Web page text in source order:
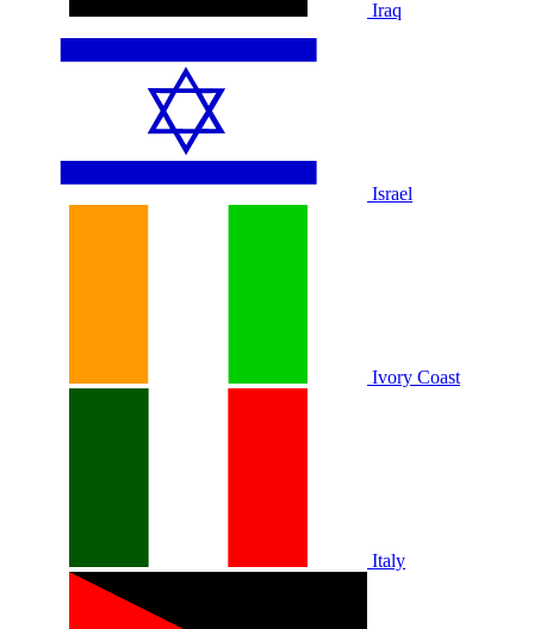
Iraq
Israel
Ivory Coast
Italy